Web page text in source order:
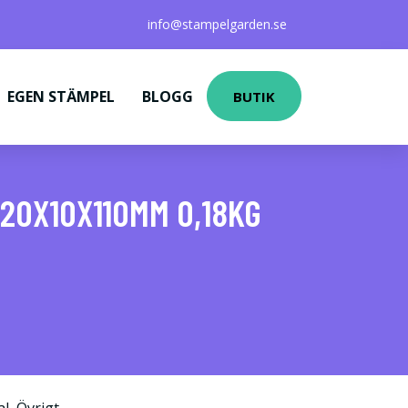
info@stampelgarden.se
EGEN STÄMPEL BLOGG BUTIK
0,18KG